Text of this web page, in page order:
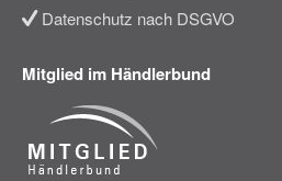
Datenschutz nach DSGVO
Mitglied im Händlerbund